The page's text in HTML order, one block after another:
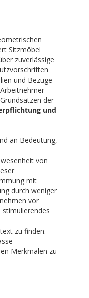
Sitzmöbel
zuverlässige
und Bezüge
der
und
an Bedeutung,
von
mit
durch weniger
vor
zu finden.
Merkmalen zu